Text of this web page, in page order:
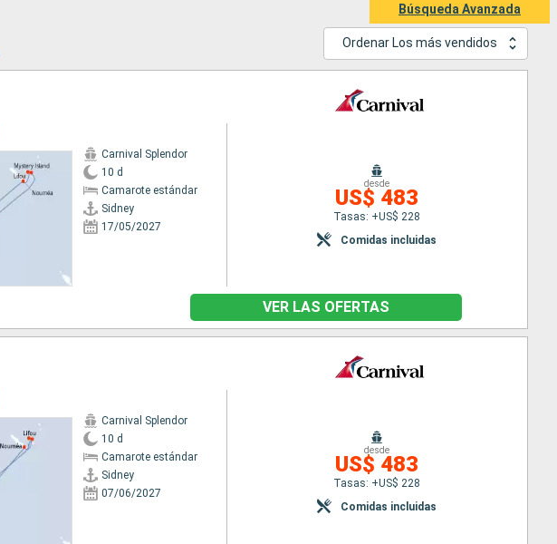
Búsqueda Avanzada
Ordenar Los más vendidos
Carnival Splendor
10 d
Camarote estándar
Sidney
17/05/2027
desde
US$ 483
Tasas: +US$ 228
Comidas incluidas
VER LAS OFERTAS
Carnival Splendor
10 d
Camarote estándar
Sidney
07/06/2027
desde
US$ 483
Tasas: +US$ 228
Comidas incluidas